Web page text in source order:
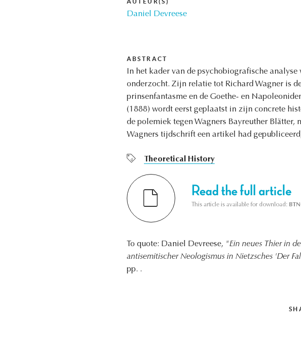
AUTEUR(S)
Daniel Devreese
ABSTRACT
In het kader van de psychobiografische
onderzocht. Zijn relatie tot Richard Wagner is
prinsenfantasme en de Goethe- en
(1888) wordt eerst geplaatst in zijn concrete
de polemiek tegen Wagners Bayreuther
Wagners tijdschrift een artikel had
Theoretical History
Read the full article
This article is available for download:
To quote: Daniel Devreese, "Ein neues Thier in
antisemitischer Neologismus in Nietzsches 'Der
pp. .